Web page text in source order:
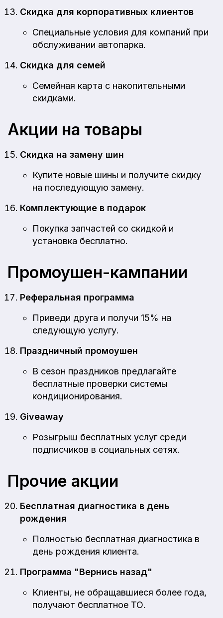
Скидка для корпоративных клиентов
Специальные условия для компаний при
обслуживании автопарка.
Скидка для семей
Семейная карта с накопительными
скидками.
Акции на товары
Скидка на замену шин
Купите новые шины и получите скидку
на последующую замену.
Комплектующие в подарок
Покупка запчастей со скидкой и
установка бесплатно.
Промоушен-кампании
Реферальная программа
Приведи друга и получи 15% на
следующую услугу.
Праздничный промоушен
В сезон праздников предлагайте
бесплатные проверки системы
кондиционирования.
Giveaway
Розыгрыш бесплатных услуг среди
подписчиков в социальных сетях.
Прочие акции
Бесплатная диагностика в день
рождения
Полностью бесплатная диагностика в
день рождения клиента.
Программа "Вернись назад"
Клиенты, не обращавшиеся более года,
получают бесплатное ТО.